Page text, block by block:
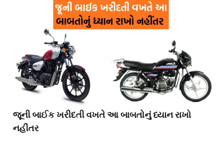
જૂની બાઈક ખરીદતી વખતે આ બાબતોનું ધ્યાન રાખો
નહીંતર